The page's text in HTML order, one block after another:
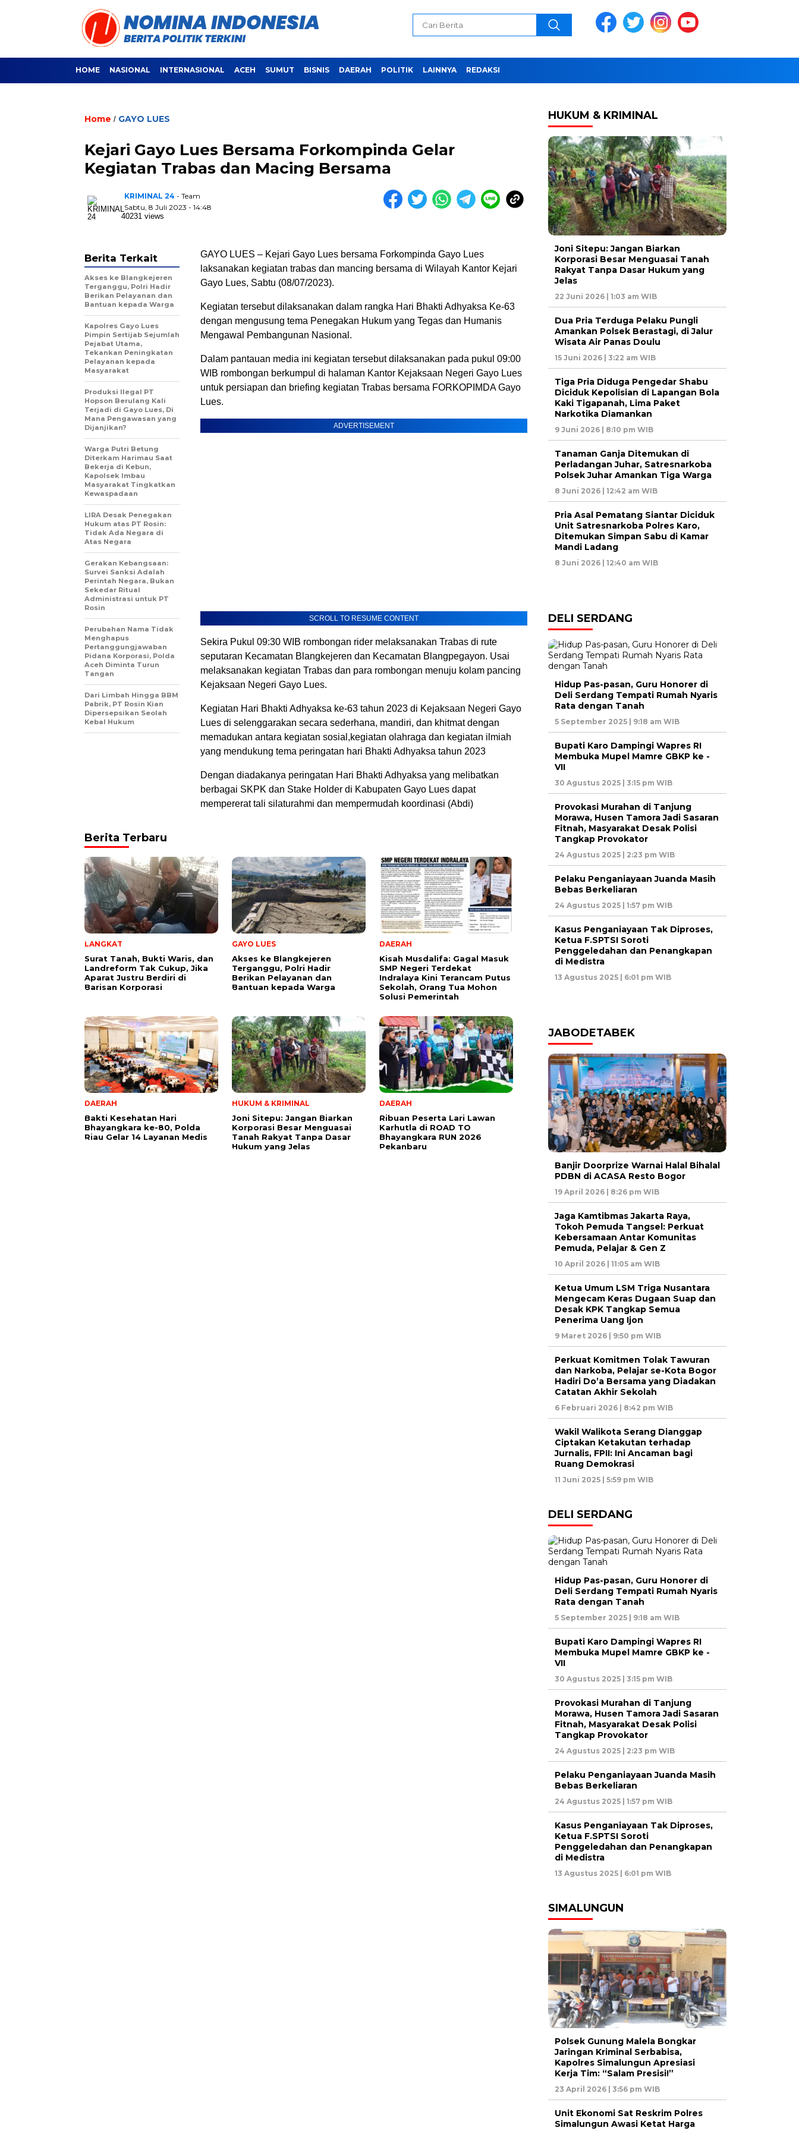
HOME NASIONAL INTERNASIONAL ACEH SUMUT BISNIS DAERAH POLITIK LAINNYA REDAKSI
Home / GAYO LUES
Kejari Gayo Lues Bersama Forkompinda Gelar
Kegiatan Trabas dan Macing Bersama
KRIMINAL 24 - Team
Sabtu, 8 Juli 2023 - 14:48
40231 views
GAYO LUES – Kejari Gayo Lues bersama Forkompinda Gayo Lues
laksanakan kegiatan trabas dan mancing bersama di Wilayah Kantor Kejari
Gayo Lues, Sabtu (08/07/2023).
Kegiatan tersebut dilaksanakan dalam rangka Hari Bhakti Adhyaksa Ke-63
dengan mengusung tema Penegakan Hukum yang Tegas dan Humanis
Mengawal Pembangunan Nasional.
Dalam pantauan media ini kegiatan tersebut dilaksanakan pada pukul 09:00
WIB rombongan berkumpul di halaman Kantor Kejaksaan Negeri Gayo Lues
untuk persiapan dan briefing kegiatan Trabas bersama FORKOPIMDA Gayo
Lues.
ADVERTISEMENT
SCROLL TO RESUME CONTENT
Sekira Pukul 09:30 WIB rombongan rider melaksanakan Trabas di rute
seputaran Kecamatan Blangkejeren dan Kecamatan Blangpegayon. Usai
melaksanakan kegiatan Trabas dan para rombongan menuju kolam pancing
Kejaksaan Negeri Gayo Lues.
Kegiatan Hari Bhakti Adhyaksa ke-63 tahun 2023 di Kejaksaan Negeri Gayo
Lues di selenggarakan secara sederhana, mandiri, dan khitmat dengan
memadukan antara kegiatan sosial,kegiatan olahraga dan kegiatan ilmiah
yang mendukung tema peringatan hari Bhakti Adhyaksa tahun 2023
Dengan diadakanya peringatan Hari Bhakti Adhyaksa yang melibatkan
berbagai SKPK dan Stake Holder di Kabupaten Gayo Lues dapat
mempererat tali silaturahmi dan mempermudah koordinasi (Abdi)
Berita Terkait
Akses ke Blangkejeren
Terganggu, Polri Hadir
Berikan Pelayanan dan
Bantuan kepada Warga
Kapolres Gayo Lues
Pimpin Sertijab Sejumlah
Pejabat Utama,
Tekankan Peningkatan
Pelayanan kepada
Masyarakat
Produksi Ilegal PT
Hopson Berulang Kali
Terjadi di Gayo Lues, Di
Mana Pengawasan yang
Dijanjikan?
Warga Putri Betung
Diterkam Harimau Saat
Bekerja di Kebun,
Kapolsek Imbau
Masyarakat Tingkatkan
Kewaspadaan
LIRA Desak Penegakan
Hukum atas PT Rosin:
Tidak Ada Negara di
Atas Negara
Gerakan Kebangsaan:
Survei Sanksi Adalah
Perintah Negara, Bukan
Sekedar Ritual
Administrasi untuk PT
Rosin
Perubahan Nama Tidak
Menghapus
Pertanggungjawaban
Pidana Korporasi, Polda
Aceh Diminta Turun
Tangan
Dari Limbah Hingga BBM
Pabrik, PT Rosin Kian
Dipersepsikan Seolah
Kebal Hukum
Berita Terbaru
LANGKAT
Surat Tanah, Bukti Waris, dan
Landreform Tak Cukup, Jika
Aparat Justru Berdiri di
Barisan Korporasi
GAYO LUES
Akses ke Blangkejeren
Terganggu, Polri Hadir
Berikan Pelayanan dan
Bantuan kepada Warga
DAERAH
Kisah Musdalifa: Gagal Masuk
SMP Negeri Terdekat
Indralaya Kini Terancam Putus
Sekolah, Orang Tua Mohon
Solusi Pemerintah
DAERAH
Bakti Kesehatan Hari
Bhayangkara ke-80, Polda
Riau Gelar 14 Layanan Medis
HUKUM & KRIMINAL
Joni Sitepu: Jangan Biarkan
Korporasi Besar Menguasai
Tanah Rakyat Tanpa Dasar
Hukum yang Jelas
DAERAH
Ribuan Peserta Lari Lawan
Karhutla di ROAD TO
Bhayangkara RUN 2026
Pekanbaru
HUKUM & KRIMINAL
Joni Sitepu: Jangan Biarkan
Korporasi Besar Menguasai Tanah
Rakyat Tanpa Dasar Hukum yang
Jelas
22 Juni 2026 | 1:03 am WIB
Dua Pria Terduga Pelaku Pungli
Amankan Polsek Berastagi, di Jalur
Wisata Air Panas Doulu
15 Juni 2026 | 3:22 am WIB
Tiga Pria Diduga Pengedar Shabu
Diciduk Kepolisian di Lapangan Bola
Kaki Tigapanah, Lima Paket
Narkotika Diamankan
9 Juni 2026 | 8:10 pm WIB
Tanaman Ganja Ditemukan di
Perladangan Juhar, Satresnarkoba
Polsek Juhar Amankan Tiga Warga
8 Juni 2026 | 12:42 am WIB
Pria Asal Pematang Siantar Diciduk
Unit Satresnarkoba Polres Karo,
Ditemukan Simpan Sabu di Kamar
Mandi Ladang
8 Juni 2026 | 12:40 am WIB
DELI SERDANG
Hidup Pas-pasan, Guru Honorer di
Deli Serdang Tempati Rumah Nyaris
Rata dengan Tanah
5 September 2025 | 9:18 am WIB
Bupati Karo Dampingi Wapres RI
Membuka Mupel Mamre GBKP ke -
VII
30 Agustus 2025 | 3:15 pm WIB
Provokasi Murahan di Tanjung
Morawa, Husen Tamora Jadi Sasaran
Fitnah, Masyarakat Desak Polisi
Tangkap Provokator
24 Agustus 2025 | 2:23 pm WIB
Pelaku Penganiayaan Juanda Masih
Bebas Berkeliaran
24 Agustus 2025 | 1:57 pm WIB
Kasus Penganiayaan Tak Diproses,
Ketua F.SPTSI Soroti
Penggeledahan dan Penangkapan
di Medistra
13 Agustus 2025 | 6:01 pm WIB
JABODETABEK
Banjir Doorprize Warnai Halal Bihalal
PDBN di ACASA Resto Bogor
19 April 2026 | 8:26 pm WIB
Jaga Kamtibmas Jakarta Raya,
Tokoh Pemuda Tangsel: Perkuat
Kebersamaan Antar Komunitas
Pemuda, Pelajar & Gen Z
10 April 2026 | 11:05 am WIB
Ketua Umum LSM Triga Nusantara
Mengecam Keras Dugaan Suap dan
Desak KPK Tangkap Semua
Penerima Uang Ijon
9 Maret 2026 | 9:50 pm WIB
Perkuat Komitmen Tolak Tawuran
dan Narkoba, Pelajar se-Kota Bogor
Hadiri Do’a Bersama yang Diadakan
Catatan Akhir Sekolah
6 Februari 2026 | 8:42 pm WIB
Wakil Walikota Serang Dianggap
Ciptakan Ketakutan terhadap
Jurnalis, FPII: Ini Ancaman bagi
Ruang Demokrasi
11 Juni 2025 | 5:59 pm WIB
DELI SERDANG
Hidup Pas-pasan, Guru Honorer di
Deli Serdang Tempati Rumah Nyaris
Rata dengan Tanah
5 September 2025 | 9:18 am WIB
Bupati Karo Dampingi Wapres RI
Membuka Mupel Mamre GBKP ke -
VII
30 Agustus 2025 | 3:15 pm WIB
Provokasi Murahan di Tanjung
Morawa, Husen Tamora Jadi Sasaran
Fitnah, Masyarakat Desak Polisi
Tangkap Provokator
24 Agustus 2025 | 2:23 pm WIB
Pelaku Penganiayaan Juanda Masih
Bebas Berkeliaran
24 Agustus 2025 | 1:57 pm WIB
Kasus Penganiayaan Tak Diproses,
Ketua F.SPTSI Soroti
Penggeledahan dan Penangkapan
di Medistra
13 Agustus 2025 | 6:01 pm WIB
SIMALUNGUN
Polsek Gunung Malela Bongkar
Jaringan Kriminal Serbabisa,
Kapolres Simalungun Apresiasi
Kerja Tim: “Salam Presisi!”
23 April 2026 | 3:56 pm WIB
Unit Ekonomi Sat Reskrim Polres
Simalungun Awasi Ketat Harga